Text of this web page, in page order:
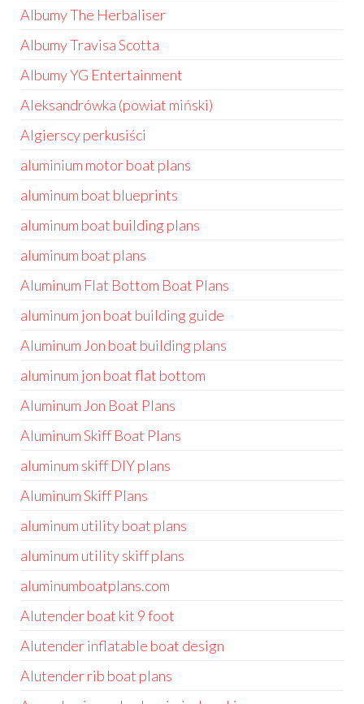
Albumy The Herbaliser
Albumy Travisa Scotta
Albumy YG Entertainment
Aleksandrówka (powiat miński)
Algierscy perkusiści
aluminium motor boat plans
aluminum boat blueprints
aluminum boat building plans
aluminum boat plans
Aluminum Flat Bottom Boat Plans
aluminum jon boat building guide
Aluminum Jon boat building plans
aluminum jon boat flat bottom
Aluminum Jon Boat Plans
Aluminum Skiff Boat Plans
aluminum skiff DIY plans
Aluminum Skiff Plans
aluminum utility boat plans
aluminum utility skiff plans
aluminumboatplans.com
Alutender boat kit 9 foot
Alutender inflatable boat design
Alutender rib boat plans